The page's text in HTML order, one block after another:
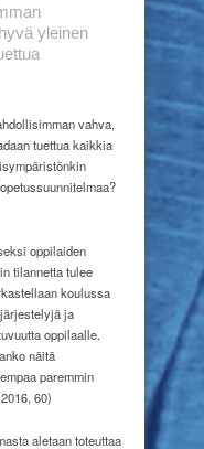
yleinen
vahva,
tuettua kaikkia
oppilaiden
tilannetta tulee
koulussa
ja
oppilaalle.
näitä
paremmin
60)
aletaan toteuttaa